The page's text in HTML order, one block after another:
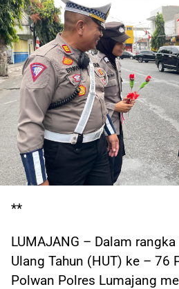
**
LUMAJANG – Dalam
Ulang Tahun (HUT) ke – 76
Polwan Polres Lumajang